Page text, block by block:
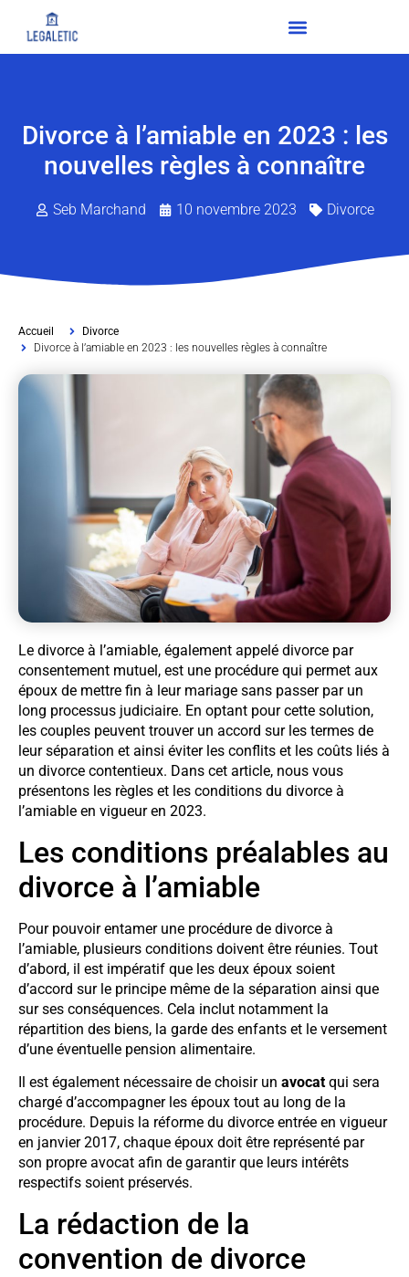
Divorce à l’amiable en 2023 : les
nouvelles règles à connaître
Seb Marchand 10 novembre 2023 Divorce
Accueil
Divorce
Divorce à l’amiable en 2023 : les nouvelles règles à connaître
Le divorce à l’amiable, également appelé divorce par
consentement mutuel, est une procédure qui permet aux
époux de mettre fin à leur mariage sans passer par un
long processus judiciaire. En optant pour cette solution,
les couples peuvent trouver un accord sur les termes de
leur séparation et ainsi éviter les conflits et les coûts liés à
un divorce contentieux. Dans cet article, nous vous
présentons les règles et les conditions du divorce à
l’amiable en vigueur en 2023.
Les conditions préalables au
divorce à l’amiable
Pour pouvoir entamer une procédure de divorce à
l’amiable, plusieurs conditions doivent être réunies. Tout
d’abord, il est impératif que les deux époux soient
d’accord sur le principe même de la séparation ainsi que
sur ses conséquences. Cela inclut notamment la
répartition des biens, la garde des enfants et le versement
d’une éventuelle pension alimentaire.
Il est également nécessaire de choisir un avocat qui sera
chargé d’accompagner les époux tout au long de la
procédure. Depuis la réforme du divorce entrée en vigueur
en janvier 2017, chaque époux doit être représenté par
son propre avocat afin de garantir que leurs intérêts
respectifs soient préservés.
La rédaction de la
convention de divorce